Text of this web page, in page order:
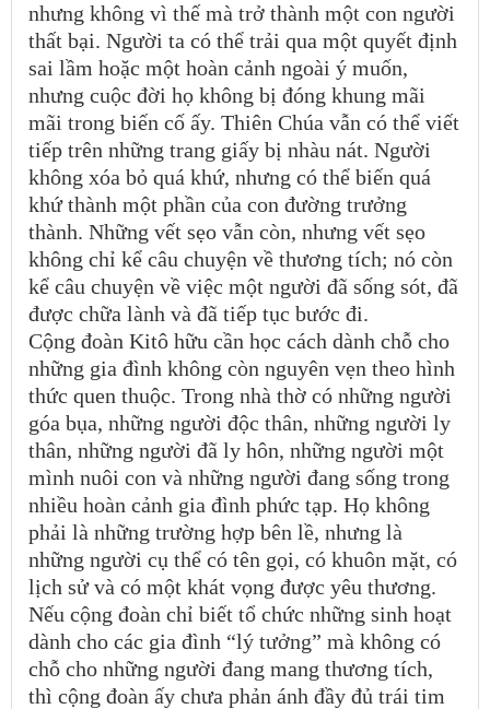
nhưng không vì thế mà trở thành một con người
thất bại. Người ta có thể trải qua một quyết định
sai lầm hoặc một hoàn cảnh ngoài ý muốn,
nhưng cuộc đời họ không bị đóng khung mãi
mãi trong biến cố ấy. Thiên Chúa vẫn có thể viết
tiếp trên những trang giấy bị nhàu nát. Người
không xóa bỏ quá khứ, nhưng có thể biến quá
khứ thành một phần của con đường trưởng
thành. Những vết sẹo vẫn còn, nhưng vết sẹo
không chỉ kể câu chuyện về thương tích; nó còn
kể câu chuyện về việc một người đã sống sót, đã
được chữa lành và đã tiếp tục bước đi.
Cộng đoàn Kitô hữu cần học cách dành chỗ cho
những gia đình không còn nguyên vẹn theo hình
thức quen thuộc. Trong nhà thờ có những người
góa bụa, những người độc thân, những người ly
thân, những người đã ly hôn, những người một
mình nuôi con và những người đang sống trong
nhiều hoàn cảnh gia đình phức tạp. Họ không
phải là những trường hợp bên lề, nhưng là
những người cụ thể có tên gọi, có khuôn mặt, có
lịch sử và có một khát vọng được yêu thương.
Nếu cộng đoàn chỉ biết tổ chức những sinh hoạt
dành cho các gia đình “lý tưởng” mà không có
chỗ cho những người đang mang thương tích,
thì cộng đoàn ấy chưa phản ánh đầy đủ trái tim